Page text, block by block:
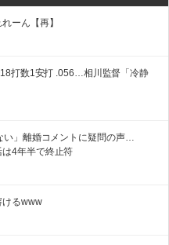
ーん【再】
打数1安打 .056…相川監督「冷静
い」離婚コメントに疑問の声…
4年半で終止符
けるwww